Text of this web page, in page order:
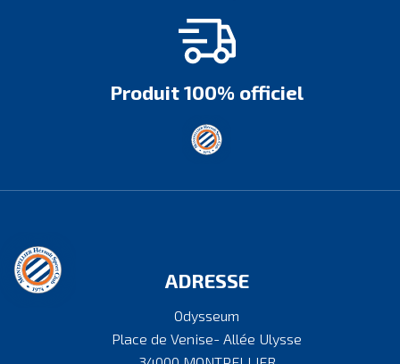
Produit 100% officiel
ADRESSE
Odysseum
Place de Venise- Allée Ulysse